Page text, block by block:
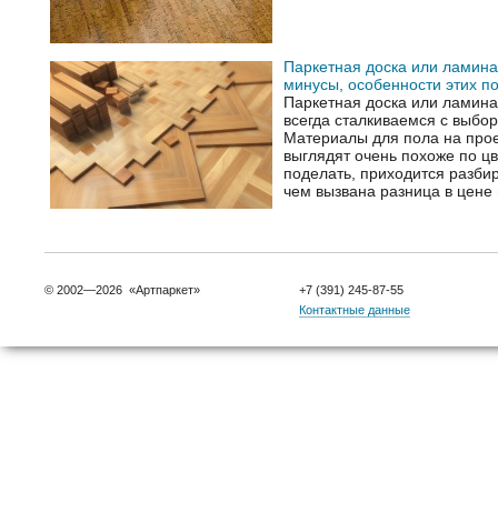
Паркетная доска или
минусы, особенности этих
Паркетная доска или
всегда сталкиваемся с
Материалы для пола на
выглядят очень похоже по
поделать, приходится
чем вызвана разница в
© 2002—2026 «Артпаркет»
+7 (391) 245-87-55
Контактные данные